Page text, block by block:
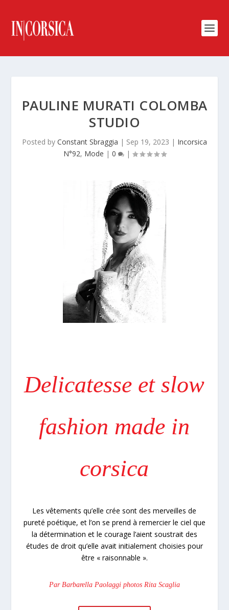
PAULINE MURATI COLOMBA
STUDIO
Posted by Constant Sbraggia | Sep 19, 2023 | Incorsica
N°92, Mode | 0 |
Delicatesse et slow
fashion made in
corsica
Les vêtements qu’elle crée sont des merveilles de
pureté poétique, et l’on se prend à remercier le ciel que
la détermination et le courage l’aient soustrait des
études de droit qu’elle avait initialement choisies pour
être « raisonnable ».
Par Barbarella Paolaggi photos Rita Scaglia